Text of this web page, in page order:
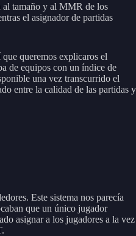
al tamaño y al MMR de los
el asignador de partidas
que queremos explicaros el
de equipos con un índice de
una vez transcurrido el
entre la calidad de las partidas y
Este sistema nos parecía
que un único jugador
asignar a los jugadores a la vez